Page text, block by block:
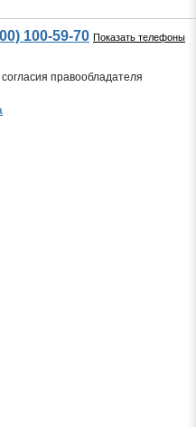
100-59-70 Показать телефоны
правообладателя